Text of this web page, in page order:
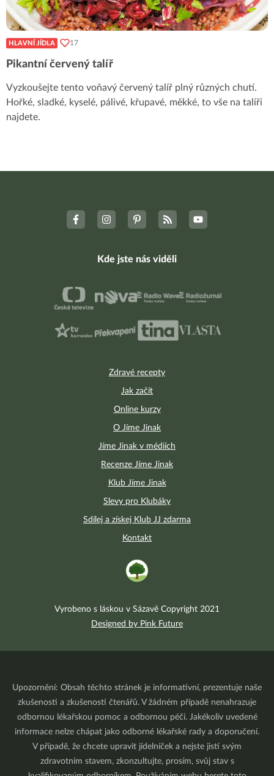
HLAVNÍ JÍDLA 17
Pikantní červený talíř
Vyzkoušejte tento voňavý červený talíř plný různých chutí.
Hořké, sladké, kyselé, pálivé, křupavé, měkké, to vše na talíři
najdete.
Zdravé recepty
Jak začít
Online kurzy
O Jíme Jinak
Jíme Jinak v médiích
Recenze Jíme Jinak
Klub Jíme Jinak
Slevy pro Klubáky
Sdílej a získej Klub JJ zdarma
Kontakt
Kde jste nás viděli
Vyrobeno s láskou v Sázavě Copyright 2021
Designed by Pink Future
Upozornění: Obsah těchto stránek je informativní, prezentuje naše
zkušenosti a zkušenosti čtenářů. V žádném případě nenahrazuje
odbornou lékařskou pomoc a odbornou péči. Jakékoliv uvedené
informace nelze chápat jako odborné lékařské rady a doporučení.
V případě, že chcete upravit jídelníček a nejste jistí svým
zdravotním stavem, zkonzultujte, prosím, svůj stav s